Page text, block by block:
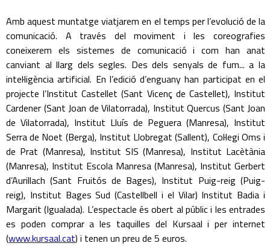
Amb aquest muntatge viatjarem en el temps per l’evolució de la
comunicació. A través del moviment i les coreografies
coneixerem els sistemes de comunicació i com han anat
canviant al llarg dels segles. Des dels senyals de fum... a la
intel·ligència artificial. En l’edició d’enguany han participat en el
projecte l’Institut Castellet (Sant Vicenç de Castellet), Institut
Cardener (Sant Joan de Vilatorrada), Institut Quercus (Sant Joan
de Vilatorrada), Institut Lluís de Peguera (Manresa), Institut
Serra de Noet (Berga), Institut Llobregat (Sallent), Col·legi Oms i
de Prat (Manresa), Institut SIS (Manresa), Institut Lacètània
(Manresa), Institut Escola Manresa (Manresa), Institut Gerbert
d’Aurillach (Sant Fruitós de Bages), Institut Puig-reig (Puig-
reig), Institut Bages Sud (Castellbell i el Vilar) Institut Badia i
Margarit (Igualada). L’espectacle és obert al públic i les entrades
es poden comprar a les taquilles del Kursaal i per internet
(www.kursaal.cat) i tenen un preu de 5 euros.